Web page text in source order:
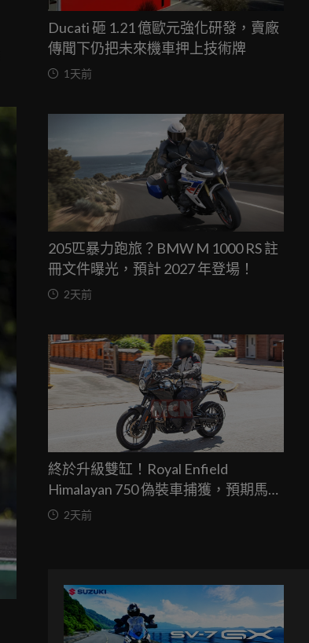
Ducati 砸 1.21 億歐元強化研發，賣廠
傳聞下仍把未來機車押上技術牌
1天前
205匹暴力跑旅？BMW M 1000 RS 註
冊文件曝光，預計 2027 年登場！
2天前
終於升級雙缸！Royal Enfield
Himalayan 750 偽裝車捕獲，預期馬力
突破67匹，最快米蘭車展亮相
2天前